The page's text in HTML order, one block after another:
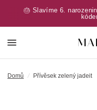
🎂 Slavíme 6.
Domů / Přívěsek zelený jadeit